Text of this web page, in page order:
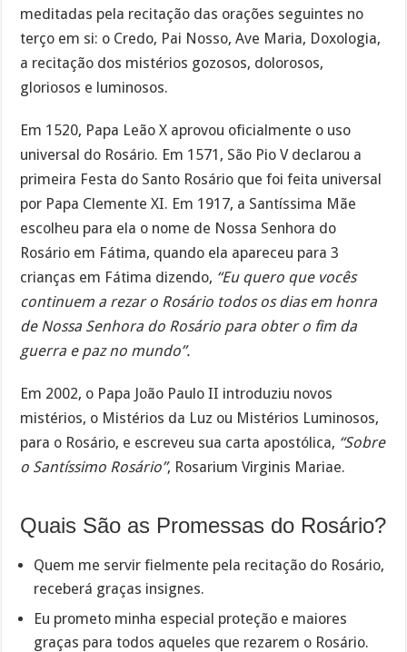
meditadas pela recitação das orações seguintes no
terço em si: o Credo, Pai Nosso, Ave Maria, Doxologia,
a recitação dos mistérios gozosos, dolorosos,
gloriosos e luminosos.
Em 1520, Papa Leão X aprovou oficialmente o uso
universal do Rosário. Em 1571, São Pio V declarou a
primeira Festa do Santo Rosário que foi feita universal
por Papa Clemente XI. Em 1917, a Santíssima Mãe
escolheu para ela o nome de Nossa Senhora do
Rosário em Fátima, quando ela apareceu para 3
crianças em Fátima dizendo, “Eu quero que vocês
continuem a rezar o Rosário todos os dias em honra
de Nossa Senhora do Rosário para obter o fim da
guerra e paz no mundo”.
Em 2002, o Papa João Paulo II introduziu novos
mistérios, o Mistérios da Luz ou Mistérios Luminosos,
para o Rosário, e escreveu sua carta apostólica, “Sobre
o Santíssimo Rosário”, Rosarium Virginis Mariae.
Quais São as Promessas do Rosário?
Quem me servir fielmente pela recitação do Rosário,
receberá graças insignes.
Eu prometo minha especial proteção e maiores
graças para todos aqueles que rezarem o Rosário.